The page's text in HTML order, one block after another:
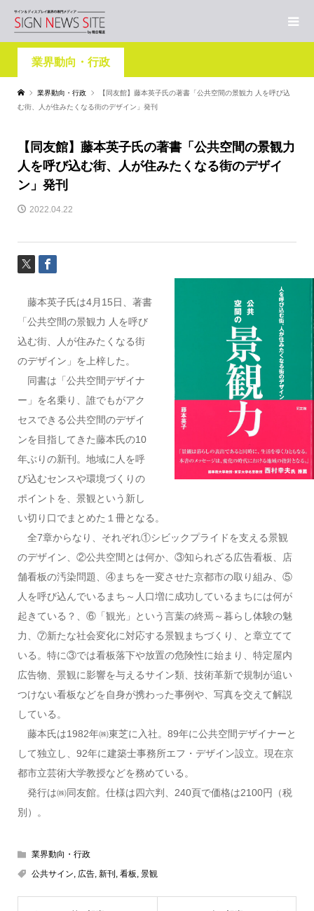
業界動向・行政
業界動向・行政
【同友館】藤本英子氏の著書「公共空間の景観力 人を呼び込
む街、人が住みたくなる街のデザイン」発刊
【同友館】藤本英子氏の著書「公共空間の景観力
人を呼び込む街、人が住みたくなる街のデザイ
ン」発刊
2022.04.22
藤本英子氏は4月15日、著書
「公共空間の景観力 人を呼び
込む街、人が住みたくなる街
のデザイン」を上梓した。
同書は「公共空間デザイナ
ー」を名乗り、誰でもがアク
セスできる公共空間のデザイ
ンを目指してきた藤本氏の10
年ぶりの新刊。地域に人を呼
び込むセンスや環境づくりの
ポイントを、景観という新し
い切り口でまとめた１冊となる。
全7章からなり、それぞれ①シビックプライドを支える景観
のデザイン、②公共空間とは何か、③知られざる広告看板、店
舗看板の汚染問題、④まちを一変させた京都市の取り組み、⑤
人を呼び込んでいるまち～人口増に成功しているまちには何が
起きている？、⑥「観光」という言葉の終焉～暮らし体験の魅
力、⑦新たな社会変化に対応する景観まちづくり、と章立てて
いる。特に③では看板落下や放置の危険性に始まり、特定屋内
広告物、景観に影響を与えるサイン類、技術革新で規制が追い
つけない看板などを自身が携わった事例や、写真を交えて解説
している。
藤本氏は1982年㈱東芝に入社。89年に公共空間デザイナーと
して独立し、92年に建築士事務所エフ・デザイン設立。現在京
都市立芸術大学教授などを務めている。
発行は㈱同友館。仕様は四六判、240頁で価格は2100円（税
別）。
業界動向・行政
公共サイン, 広告, 新刊 , 看板, 景観